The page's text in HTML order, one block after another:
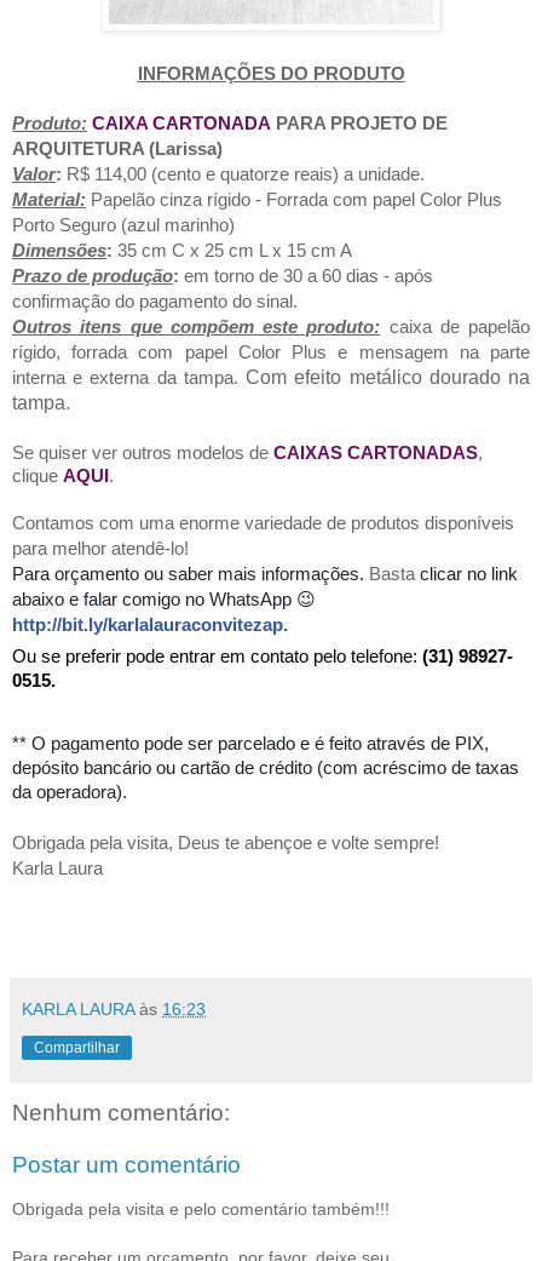
INFORMAÇÕES DO PRODUTO
Produto: CAIXA CARTONADA PARA PROJETO DE
ARQUITETURA (Larissa)
Valor: R$ 114,00 (cento e quatorze reais) a unidade.
Material: Papelão cinza rígido - Forrada com papel Color Plus
Porto Seguro (azul marinho)
Dimensões: 35 cm C x 25 cm L x 15 cm A
Prazo de produção: em torno de 30 a 60 dias - após
confirmação do pagamento do sinal.
Outros itens que compõem este produto: caixa de papelão
rígido, forrada com papel Color Plus e mensagem na parte
interna e externa da tampa.Com efeito metálico dourado na
tampa.
Se quiser ver outros modelos de CAIXAS CARTONADAS,
clique AQUI.
Contamos com uma enorme variedade de produtos disponíveis
para melhor atendê-lo!
Para orçamento ou saber mais informações. Basta clicar no link
abaixo e falar comigo no WhatsApp 😉
http://bit.ly/karlalauraconvitezap.
Ou se preferir pode entrar em contato pelo telefone: (31) 98927-
0515.
** O pagamento pode ser parcelado e é feito através de PIX,
depósito bancário ou cartão de crédito (com acréscimo de taxas
da operadora).
Obrigada pela visita, Deus te abençoe e volte sempre!
Karla Laura
KARLA LAURA às 16:23
Compartilhar
Nenhum comentário:
Postar um comentário
Obrigada pela visita e pelo comentário também!!!
Para receber um orçamento, por favor, deixe seu